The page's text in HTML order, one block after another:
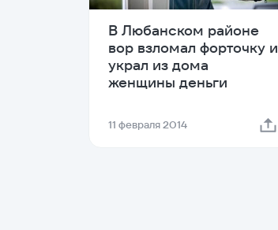
В Любанском районе
вор взломал форточку и
украл из дома
женщины деньги
11 февраля 2014